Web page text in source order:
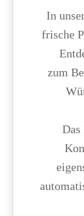
In
frische
zum
Das